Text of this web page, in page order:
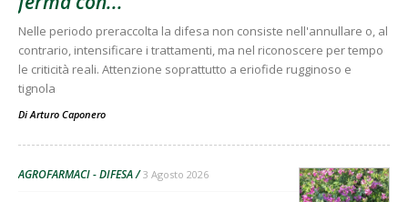
Nelle periodo preraccolta la difesa non consiste nell'annullare o, al
contrario, intensificare i trattamenti, ma nel riconoscere per tempo
le criticità reali. Attenzione soprattutto a eriofide rugginoso e
tignola
DiArturo Caponero
AGROFARMACI - DIFESA 3 Agosto 2026